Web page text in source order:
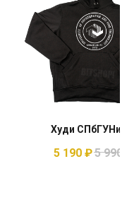
Худи
5 190 ₽5 990